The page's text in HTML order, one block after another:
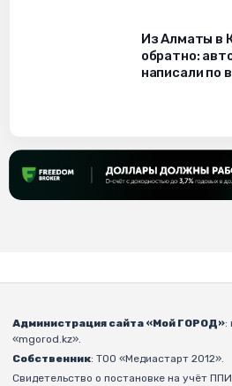
Из Алматы в
обратно:
написали по
Администрация сайта «Мой ГОРОД»:
«mgorod.kz».
Собственник: ТОО «Медиастарт 2012».
Свидетельство о постановке на учёт